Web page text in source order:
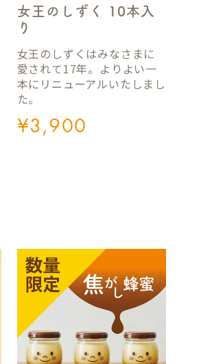
女王のしずく 10本入
り
女王のしずくはみなさまに
愛されて17年。よりよい一
本にリニューアルいたしまし
た。
¥3,900